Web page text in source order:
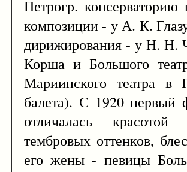
Петрогр.
композиции - у А. К.
дирижирования - у Н. Н.
Корша и Большого
Мариинского театра в
балета). С 1920 первый
отличалась красотой
тембровых оттенков,
его жены - певицы